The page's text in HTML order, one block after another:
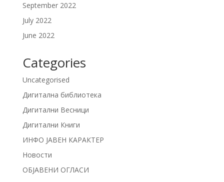
September 2022
July 2022
June 2022
Categories
Uncategorised
Дигитална библиотека
Дигитални Весници
Дигитални Книги
ИНФО ЈАВЕН КАРАКТЕР
Новости
ОБЈАВЕНИ ОГЛАСИ